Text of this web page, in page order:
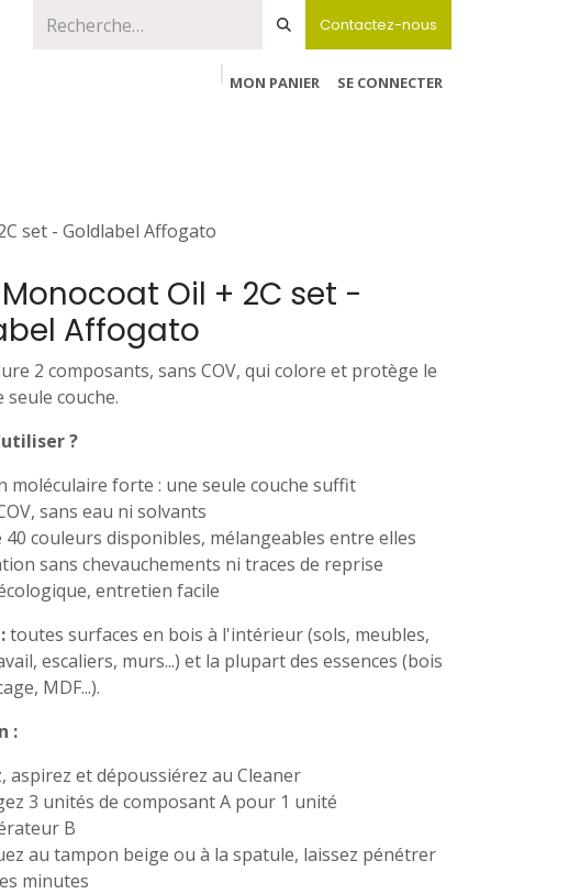
Contactez-nous
MON PANIER
SE CONNECTER
set - Goldlabel Affogato
Oil + 2C set -
Affogato
2 composants, sans COV, qui colore et protège le
seule couche.
?
moléculaire forte : une seule couche suffit
sans eau ni solvants
40 couleurs disponibles, mélangeables entre elles
sans chevauchements ni traces de reprise
entretien facile
toutes surfaces en bois à l'intérieur (sols, meubles,
escaliers, murs...) et la plupart des essences (bois
MDF...).
:
aspirez et dépoussiérez au Cleaner
3 unités de composant A pour 1 unité
B
au tampon beige ou à la spatule, laissez pénétrer
minutes